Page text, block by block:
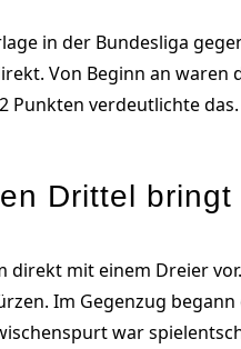
in der Bundesliga
Von Beginn an
Punkten verdeutlichte
Drittel bringt
direkt mit einem Dreier
Im Gegenzug
war